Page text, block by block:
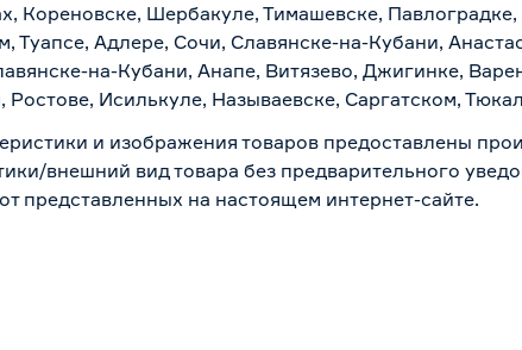
Кореновске, Шербакуле, Тимашевске,
Туапсе, Адлере, Сочи, Славянске-на-Кубани,
на-Кубани, Анапе, Витязево, Джигинке,
Ростове, Исилькуле, Называевске, Саргатском,
и изображения товаров предоставлены
внешний вид товара без предварительного
представленных на настоящем интернет-сайте.